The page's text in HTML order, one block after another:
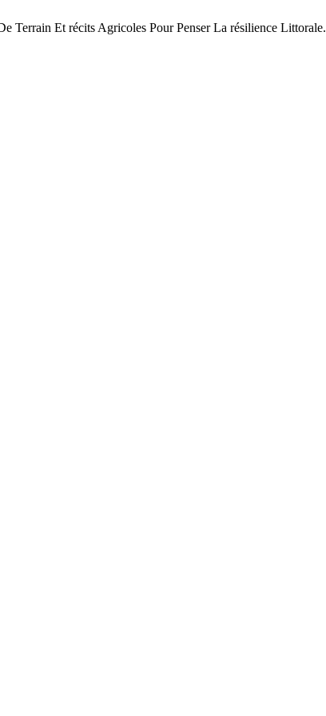
Et récits Agricoles Pour Penser La résilience Littorale.